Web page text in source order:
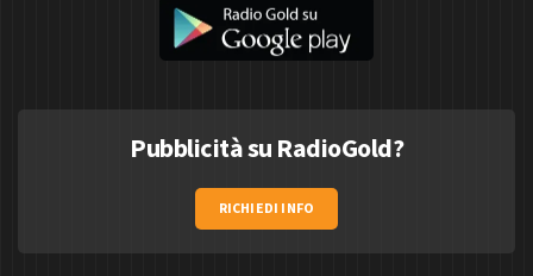
Pubblicità su RadioGold?
RICHIEDI INFO